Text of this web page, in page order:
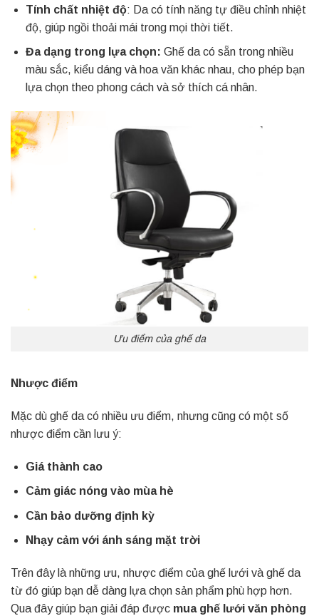
Tính chất nhiệt độ: Da có tính năng tự điều chỉnh nhiệt
độ, giúp ngồi thoải mái trong mọi thời tiết.
Đa dạng trong lựa chọn: Ghế da có sẵn trong nhiều
màu sắc, kiểu dáng và hoa văn khác nhau, cho phép bạn
lựa chọn theo phong cách và sở thích cá nhân.
Ưu điểm của ghế da
Nhược điểm
Mặc dù ghế da có nhiều ưu điểm, nhưng cũng có một số
nhược điểm cần lưu ý:
Giá thành cao
Cảm giác nóng vào mùa hè
Cần bảo dưỡng định kỳ
Nhạy cảm với ánh sáng mặt trời
Trên đây là những ưu, nhược điểm của ghế lưới và ghế da
từ đó giúp bạn dễ dàng lựa chọn sản phẩm phù hợp hơn.
Qua đây giúp bạn giải đáp được mua ghế lưới văn phòng